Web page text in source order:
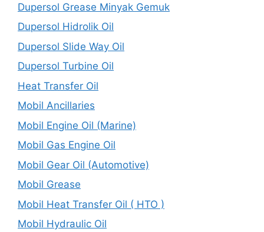
Dupersol Grease Minyak Gemuk
Dupersol Hidrolik Oil
Dupersol Slide Way Oil
Dupersol Turbine Oil
Heat Transfer Oil
Mobil Ancillaries
Mobil Engine Oil (Marine)
Mobil Gas Engine Oil
Mobil Gear Oil (Automotive)
Mobil Grease
Mobil Heat Transfer Oil ( HTO )
Mobil Hydraulic Oil